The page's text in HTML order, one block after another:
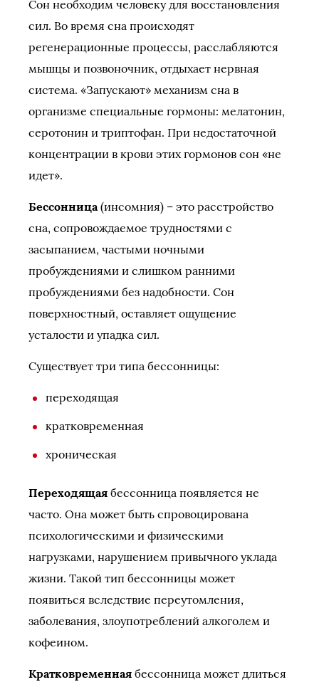
Сон необходим человеку для восстановления
сил. Во время сна происходят
регенерационные процессы, расслабляются
мышцы и позвоночник, отдыхает нервная
система. «Запускают» механизм сна в
организме специальные гормоны: мелатонин,
серотонин и триптофан. При недостаточной
концентрации в крови этих гормонов сон «не
идет».
Бессонница(инсомния) – это расстройство
сна, сопровождаемое трудностями с
засыпанием, частыми ночными
пробуждениями и слишком ранними
пробуждениями без надобности. Сон
поверхностный, оставляет ощущение
усталости и упадка сил.
Существует три типа бессонницы:
переходящая
кратковременная
хроническая
Переходящая бессонница появляется не
часто. Она может быть спровоцирована
психологическими и физическими
нагрузками, нарушением привычного уклада
жизни. Такой тип бессонницы может
появиться вследствие переутомления,
заболевания, злоупотреблений алкоголем и
кофеином.
Кратковременная бессонница может длиться